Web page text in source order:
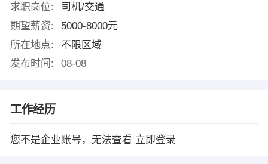
求职岗位:
司机/交通
期望薪资:
5000-8000元
所在地点:
不限区域
发布时间:
08-08
工作经历
您不是企业账号，无法查看 立即登录